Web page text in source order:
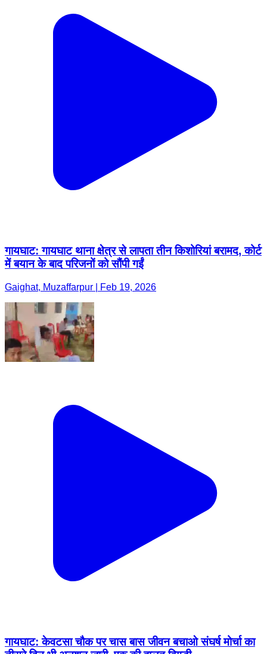
गायघाट: गायघाट थाना क्षेत्र से लापता तीन किशोरियां बरामद, कोर्ट
में बयान के बाद परिजनों को सौंपी गईं
Gaighat, Muzaffarpur | Feb 19, 2026
गायघाट: केवटसा चौक पर चास बास जीवन बचाओ संघर्ष मोर्चा का